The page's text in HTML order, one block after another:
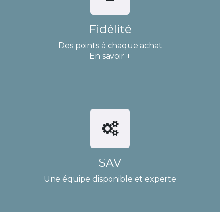
Fidélité
Des points à chaque achat
En savoir +
SAV
Une équipe disponible et experte